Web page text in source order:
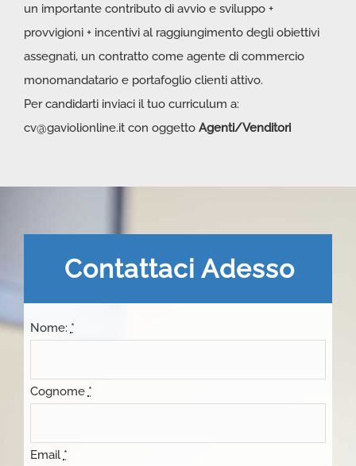
un importante contributo di avvio e sviluppo +
provvigioni + incentivi al raggiungimento degli obiettivi
assegnati, un contratto come agente di commercio
monomandatario e portafoglio clienti attivo.
Per candidarti inviaci il tuo curriculum a:
cv@gaviolionline.it con oggetto Agenti/Venditori
Contattaci Adesso
Nome: *
Cognome *
Email *